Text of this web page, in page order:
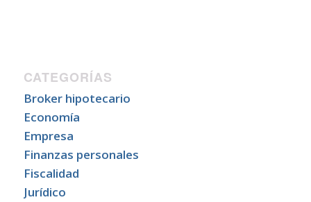
CATEGORÍAS
Broker hipotecario
Economía
Empresa
Finanzas personales
Fiscalidad
Jurídico